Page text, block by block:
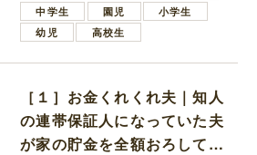
中学生
園児
小学生
幼児
高校生
［１］お金くれくれ夫｜知人
の連帯保証人になっていた夫
が家の貯金を全額おろしてほ